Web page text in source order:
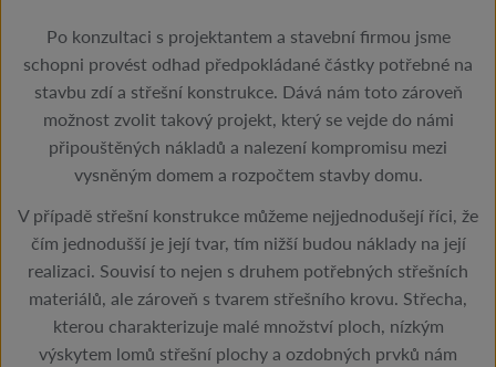
Po konzultaci s projektantem a stavební firmou jsme
schopni provést odhad předpokládané částky potřebné na
stavbu zdí a střešní konstrukce. Dává nám toto zároveň
možnost zvolit takový projekt, který se vejde do námi
připouštěných nákladů a nalezení kompromisu mezi
vysněným domem a rozpočtem stavby domu.
V případě střešní konstrukce můžeme nejjednodušejí říci, že
čím jednodušší je její tvar, tím nižší budou náklady na její
realizaci. Souvisí to nejen s druhem potřebných střešních
materiálů, ale zároveň s tvarem střešního krovu. Střecha,
kterou charakterizuje malé množství ploch, nízkým
výskytem lomů střešní plochy a ozdobných prvků nám